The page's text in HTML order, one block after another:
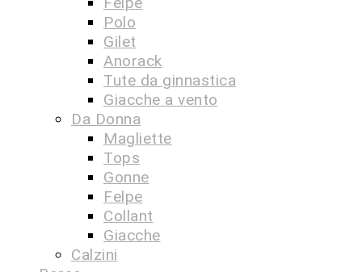
Polo
Gilet
Anorack
Tute da ginnastica
Giacche a vento
Da Donna
Magliette
Tops
Gonne
Felpe
Collant
Giacche
Calzini